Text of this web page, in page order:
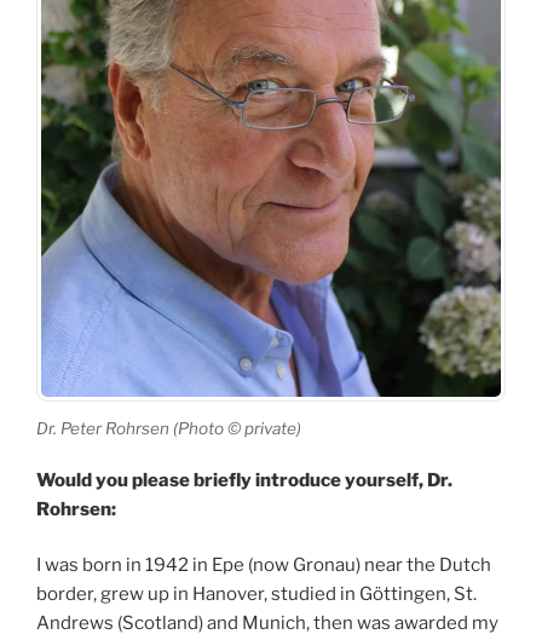
Dr. Peter Rohrsen (Photo © private)
Would you please briefly introduce yourself, Dr.
Rohrsen:
I was born in 1942 in Epe (now Gronau) near the Dutch
border, grew up in Hanover, studied in Göttingen, St.
Andrews (Scotland) and Munich, then was awarded my